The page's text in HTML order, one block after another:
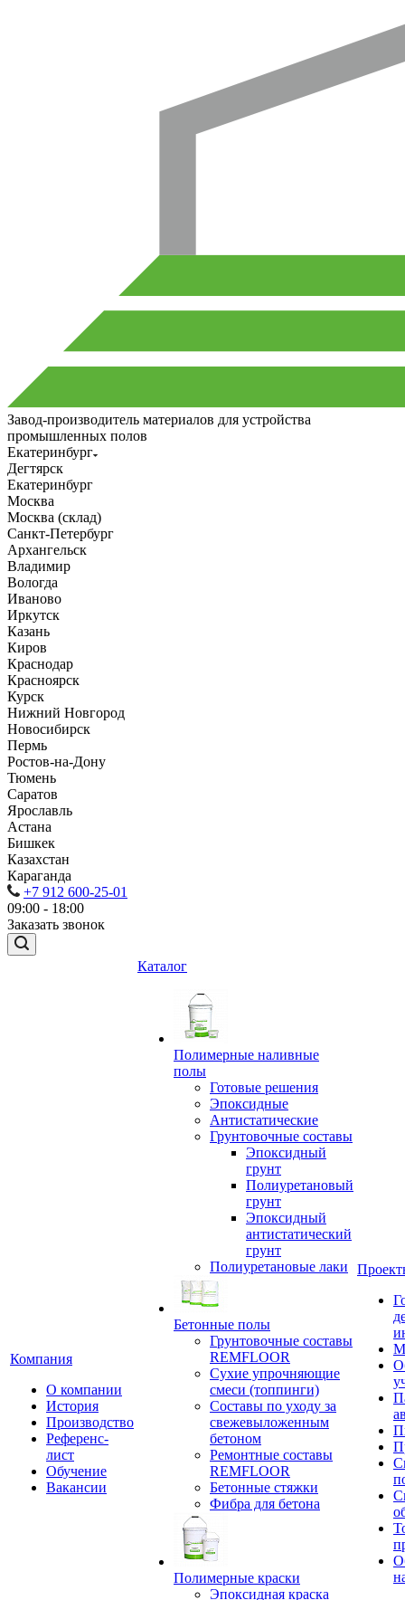
Завод-производитель материалов для устройства
промышленных полов
Екатеринбург
Дегтярск
Екатеринбург
Москва
Москва (склад)
Санкт-Петербург
Архангельск
Владимир
Вологда
Иваново
Иркутск
Казань
Киров
Краснодар
Красноярск
Курск
Нижний Новгород
Новосибирск
Пермь
Ростов-на-Дону
Тюмень
Саратов
Ярославль
Астана
Бишкек
Казахстан
Караганда
+7 912 600-25-01
09:00 - 18:00
Заказать звонок
Компания
О компании
История
Производство
Референс-
лист
Обучение
Вакансии
Каталог
Полимерные наливные
полы
Готовые решения
Эпоксидные
Антистатические
Грунтовочные составы
Эпоксидный
грунт
Полиуретановый
грунт
Эпоксидный
антистатический
грунт
Полиуретановые лаки
Бетонные полы
Грунтовочные составы
REMFLOOR
Сухие упрочняющие
смеси (топпинги)
Составы по уходу за
свежевыложенным
бетоном
Ремонтные составы
REMFLOOR
Бетонные стяжки
Фибра для бетона
Полимерные краски
Эпоксидная краска